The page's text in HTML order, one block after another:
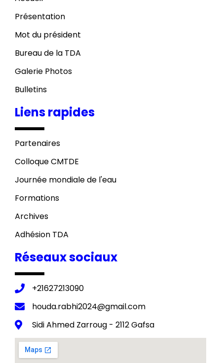
Présentation
Mot du président
Bureau de la TDA
Galerie Photos
Bulletins
Liens rapides
Partenaires
Colloque CMTDE
Journée mondiale de l'eau
Formations
Archives
Adhésion TDA
Réseaux sociaux
+21627213090
houda.rabhi2024@gmail.com
Sidi Ahmed Zarroug - 2112 Gafsa